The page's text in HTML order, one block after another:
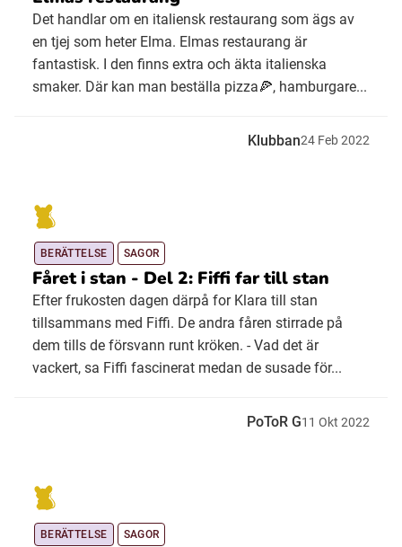
Det handlar om en italiensk restaurang som ägs av
en tjej som heter Elma. Elmas restaurang är
fantastisk. I den finns extra och äkta italienska
smaker. Där kan man beställa pizza🍕, hamburgare...
Klubban24 Feb2022
BERÄTTELSE SAGOR
Fåret i stan - Del 2: Fiffi far till stan
Efter frukosten dagen därpå for Klara till stan
tillsammans med Fiffi. De andra fåren stirrade på
dem tills de försvann runt kröken. - Vad det är
vackert, sa Fiffi fascinerat medan de susade för...
PoToR G11 Okt 2022
BERÄTTELSE SAGOR